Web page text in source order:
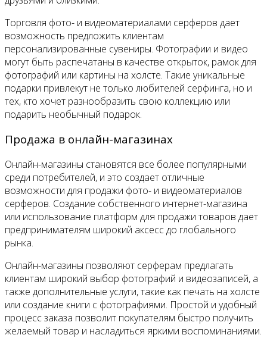
Торговля фото- и видеоматериалами серферов дает
возможность предложить клиентам
персонализированные сувениры. Фотографии и видео
могут быть распечатаны в качестве открыток, рамок для
фотографий или картины на холсте. Такие уникальные
подарки привлекут не только любителей серфинга, но и
тех, кто хочет разнообразить свою коллекцию или
подарить необычный подарок.
Продажа в онлайн-магазинах
Онлайн-магазины становятся все более популярными
среди потребителей, и это создает отличные
возможности для продажи фото- и видеоматериалов
серферов. Создание собственного интернет-магазина
или использование платформ для продажи товаров дает
предпринимателям широкий аксесс до глобального
рынка.
Онлайн-магазины позволяют серферам предлагать
клиентам широкий выбор фотографий и видеозаписей, а
также дополнительные услуги, такие как печать на холсте
или создание книги с фотографиями. Простой и удобный
процесс заказа позволит покупателям быстро получить
желаемый товар и насладиться яркими воспоминаниями.